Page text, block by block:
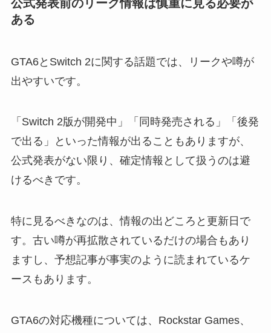
公式発表前のリーク情報は慎重に見る必要が
ある
GTA6とSwitch 2に関する話題では、リークや噂が
出やすいです。
「Switch 2版が開発中」「同時発売される」「後発
で出る」といった情報が出ることもありますが、
公式発表がない限り、確定情報として扱うのは避
けるべきです。
特に見るべきなのは、情報の出どころと更新日で
す。古い噂が再拡散されているだけの場合もあり
ますし、予想記事が事実のように読まれているケ
ースもあります。
GTA6の対応機種については、Rockstar Games、